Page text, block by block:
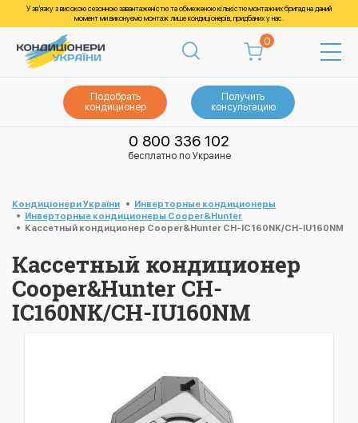
У зв’язку з високою сезонною завантаженістю та обмеженою кількістю монтажних бригад на даний
момент ми виконуємо монтаж лише кондиціонерів, придбаних у нас.
0
Подобрать
кондиционер
Получить
консультацию
0 800 336 102
бесплатно по Украине
Кондиціонери України
Инверторные кондиционеры
Инверторные кондиционеры Cooper&Hunter
Кассетный кондиционер Cooper&Hunter CH-IC160NK/CH-IU160NM
Кассетный кондиционер
Cooper&Hunter CH-
IC160NK/CH-IU160NM